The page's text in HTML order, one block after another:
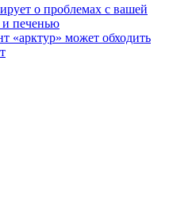
о проблемах с вашей
и печенью
«арктур» может обходить